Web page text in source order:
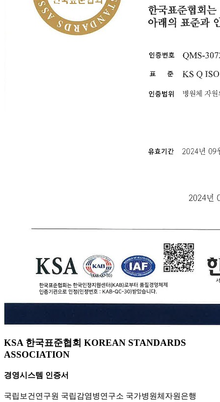
KSA 한국표준협회 KOREAN STANDARDS
ASSOCIATION
경영시스템 인증서
국립보건연구원 국립감염병연구소 국가병원체자원은행